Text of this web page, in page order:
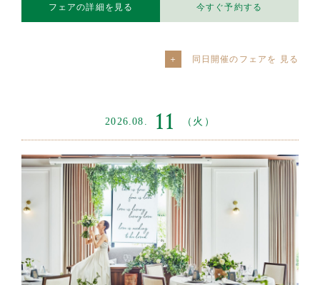
フェアの詳細を見る 今すぐ予約する
同日開催のフェアを
2026.08. 11 （火）